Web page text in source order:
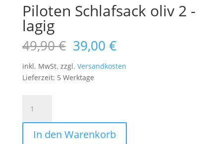
Piloten Schlafsack oliv 2 -
lagig
49,90€ Ursprünglicher
Preis
war:
49,90 €
39,00 €Aktueller
Preis
ist:
inkl. MwSt. zzgl. Versandkosten
Lieferzeit: 5 Werktage
Schlafsack
oliv
In den Warenkorb